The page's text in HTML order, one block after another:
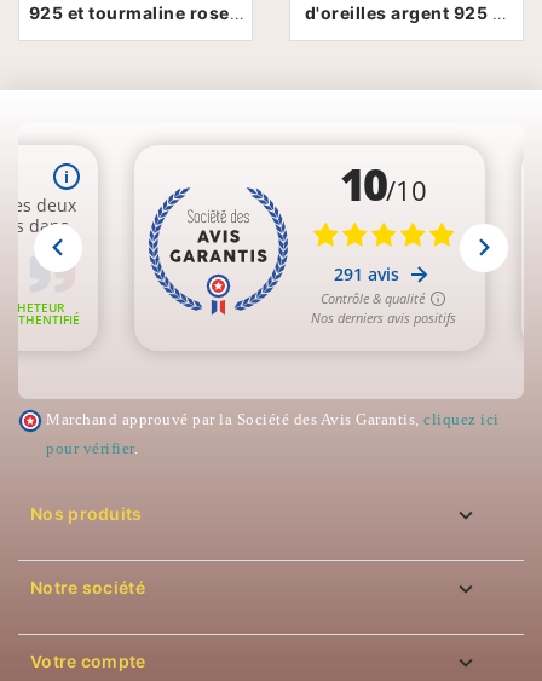
925 et tourmaline rose -
Inde
d'oreilles argent 925 et
tourmaline verte - Inde
Marchand approuvé par la Société des Avis Garantis, cliquez ici
pour vérifier.
Nos produits 
Notre société 
Votre compte 